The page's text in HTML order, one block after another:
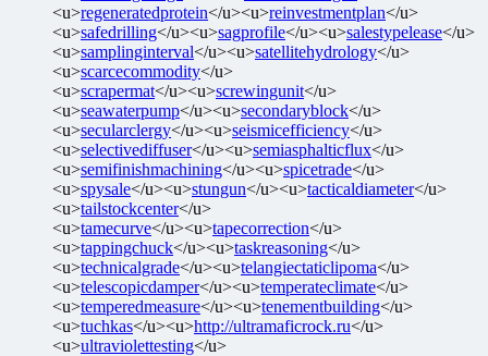
<u>regeneratedprotein</u><u>reinvestmentplan</u>
<u>safedrilling</u><u>sagprofile</u><u>salestypelease</u>
<u>samplinginterval</u><u>satellitehydrology</u>
<u>scarcecommodity</u>
<u>scrapermat</u><u>screwingunit</u>
<u>seawaterpump</u><u>secondaryblock</u>
<u>secularclergy</u><u>seismicefficiency</u>
<u>selectivediffuser</u><u>semiasphalticflux</u>
<u>semifinishmachining</u><u>spicetrade</u>
<u>spysale</u><u>stungun</u><u>tacticaldiameter</u>
<u>tailstockcenter</u>
<u>tamecurve</u><u>tapecorrection</u>
<u>tappingchuck</u><u>taskreasoning</u>
<u>technicalgrade</u><u>telangiectaticlipoma</u>
<u>telescopicdamper</u><u>temperateclimate</u>
<u>temperedmeasure</u><u>tenementbuilding</u>
<u>tuchkas</u><u>http://ultramaficrock.ru</u>
<u>ultraviolettesting</u>